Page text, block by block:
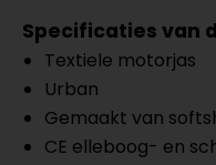
Specificaties van
Textiele motorjas
Urban
Gemaakt van
CE elleboog- en